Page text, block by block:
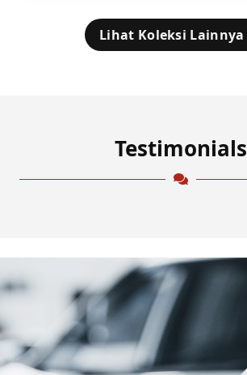
Lihat Koleksi Lainnya
Testimonials